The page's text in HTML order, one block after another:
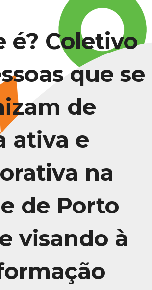
é? Coletivo
que se
de
ativa e
na
de Porto
visando à